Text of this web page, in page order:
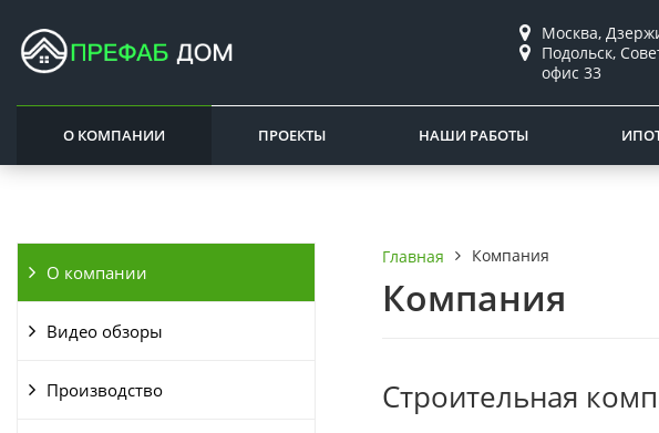
Москва,
Подольск,
офис 33
О КОМПАНИИ ПРОЕКТЫ НАШИ РАБОТЫ
О компании
Видео обзоры
Производство
Главная Компания
Компания
Строительная